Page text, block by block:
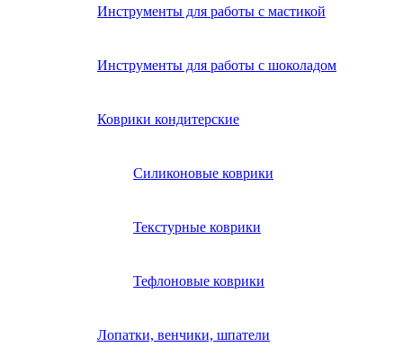
Инструменты для работы с мастикой
Инструменты для работы с шоколадом
Коврики кондитерские
Силиконовые коврики
Текстурные коврики
Тефлоновые коврики
Лопатки, венчики, шпатели